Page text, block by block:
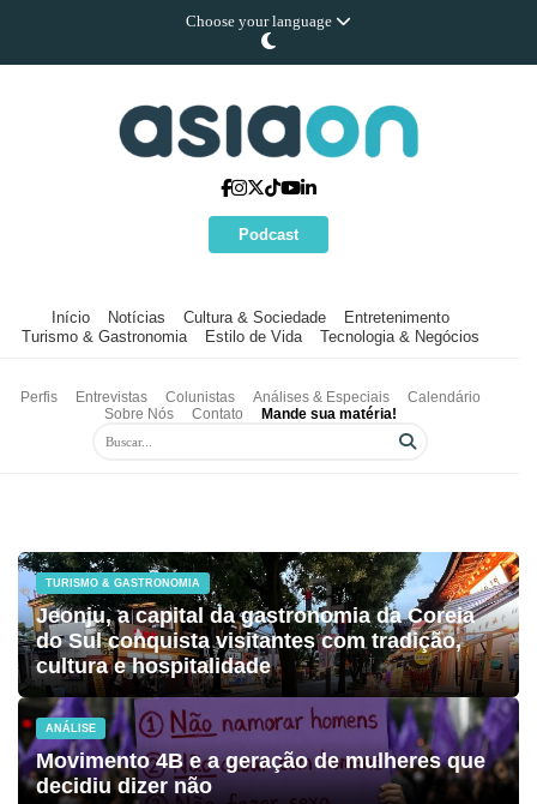
Choose your language
Podcast
Início Notícias Cultura & Sociedade
Entretenimento
Turismo & Gastronomia
Estilo de Vida Tecnologia & Negócios
Perfis Entrevistas Colunistas Análises & Especiais
Calendário
Sobre Nós
Contato Mande sua matéria!
TURISMO & GASTRONOMIA
Jeonju, a capital da gastronomia da Coreia
do Sul conquista visitantes com tradição,
cultura e hospitalidade
ANÁLISE
Movimento 4B e a geração de mulheres que
decidiu dizer não